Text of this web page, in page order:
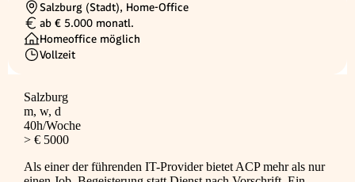
Ortschaft
Salzburg (Stadt), Home-Office
Gehalt
ab € 5.000 monatl.
Homeoffice möglich
Beschäftigungsart
Vollzeit
Salzburg
m, w, d
40h/Woche
> € 5000
Als einer der führenden IT-Provider bietet ACP mehr als nur